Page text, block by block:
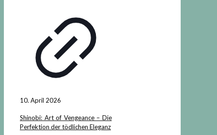
10. April 2026
Shinobi: Art of Vengeance – Die
Perfektion der tödlichen Eleganz